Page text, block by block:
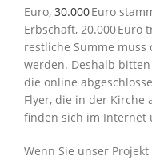
Euro, 30.000Euro
Erbschaft, 20.000 Euro
restliche Summe
werden. Deshalb
die online
Flyer, die in der Kirche
finden sich im Internet
Wenn Sie unser